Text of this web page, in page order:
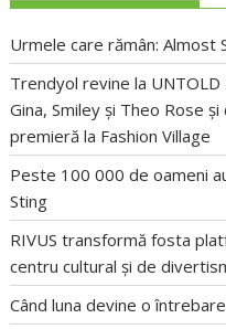
Urmele care rămân: Almost
Trendyol revine la UNTOLD
Gina, Smiley și Theo Rose
premieră la Fashion Village
Peste 100 000 de oameni
Sting
RIVUS transformă fosta
centru cultural și de
Când luna devine o întrebare